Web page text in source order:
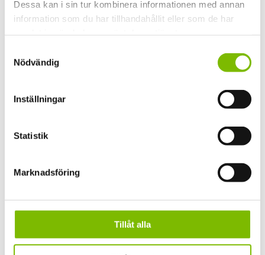
Dessa kan i sin tur kombinera informationen med annan
information som du har tillhandahållit eller som de har
Nödvändig
Inställningar
Statistik
Marknadsföring
Tillåt alla
Glasparti
Ral 9010 Vit, Ral 9005 Svart, DB703 Grå
Har du en fråga om produkten?
Vi svarar gärna på frågor och funderingar.
(Obligatoriskt)